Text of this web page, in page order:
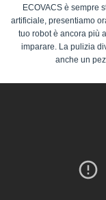
ECOVACS è sempre
artificiale, presentiamo
tuo robot è ancora più
imparare. La pulizia
anche un